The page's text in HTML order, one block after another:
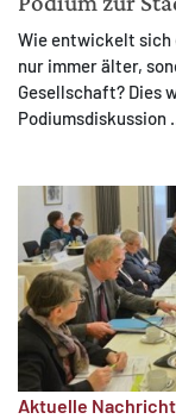
Wie entwickelt sich
nur immer älter,
Gesellschaft? Dies
Podiumsdiskussion
Aktuelle